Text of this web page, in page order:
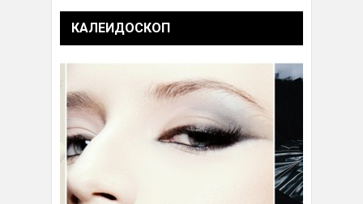
КАЛЕИДОСКОП